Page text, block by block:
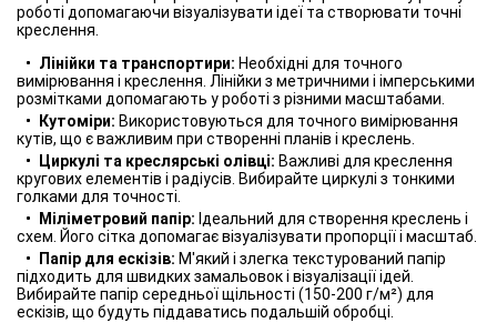
роботі допомагаючи візуалізувати ідеї та створювати точні
креслення.
Лінійки та транспортири: Необхідні для точного
вимірювання і креслення. Лінійки з метричними і імперськими
розмітками допомагають у роботі з різними масштабами.
Кутоміри: Використовуються для точного вимірювання
кутів, що є важливим при створенні планів і креслень.
Циркулі та креслярські олівці: Важливі для креслення
кругових елементів і радіусів. Вибирайте циркулі з тонкими
голками для точності.
Міліметровий папір: Ідеальний для створення креслень і
схем. Його сітка допомагає візуалізувати пропорції і масштаб.
Папір для ескізів: М'який і злегка текстурований папір
підходить для швидких замальовок і візуалізації ідей.
Вибирайте папір середньої щільності (150-200 г/м²) для
ескізів, що будуть піддаватись подальшій обробці.